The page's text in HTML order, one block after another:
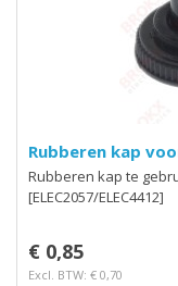
Rubberen kap
[ELEC2057/4412]
Rubberen kap te
[ELEC2057/ELEC4412]
€ 0,85
Excl. BTW: € 0,70